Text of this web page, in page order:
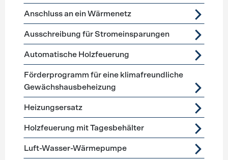
Anschluss an ein Wärmenetz
Ausschreibung für Stromeinsparungen
Automatische Holzfeuerung
Förderprogramm für eine klimafreundliche
Gewächshausbeheizung
Heizungsersatz
Holzfeuerung mit Tagesbehälter
Luft-Wasser-Wärmepumpe